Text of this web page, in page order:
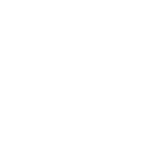
Light Grey